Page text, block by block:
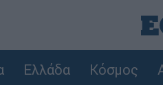
Ελλάδα Κόσμος